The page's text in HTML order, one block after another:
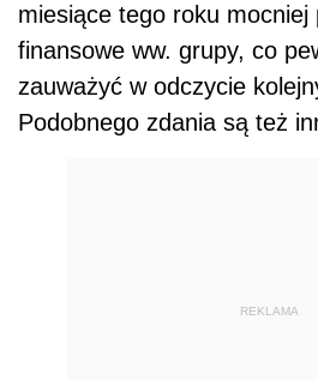
miesiące tego roku mocniej
finansowe ww. grupy, co
zauważyć w odczycie
Podobnego zdania są też
REKLAMA